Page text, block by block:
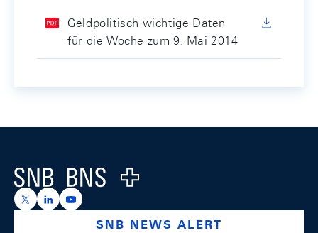
Geldpolitisch wichtige Daten
für die Woche zum 9. Mai 2014
Logo
https://x.com/snb_bns
https://ch.linkedin.com/company/swiss-national-
https://www.youtube.com/@swissnationalbank
SNB NEWS ALERT